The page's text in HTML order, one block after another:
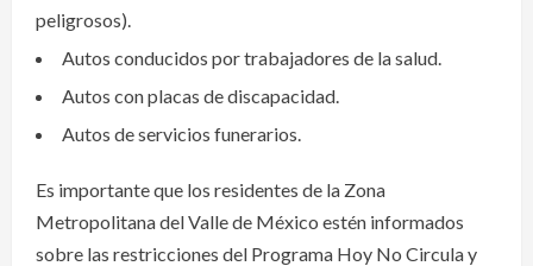
peligrosos).
Autos conducidos por trabajadores de la salud.
Autos con placas de discapacidad.
Autos de servicios funerarios.
Es importante que los residentes de la Zona
Metropolitana del Valle de México estén informados
sobre las restricciones del Programa Hoy No Circula y